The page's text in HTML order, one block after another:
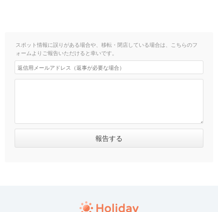
スポット情報に誤りがある場合や、移転・閉店している場合は、こちらのフ
ォームよりご報告いただけると幸いです。